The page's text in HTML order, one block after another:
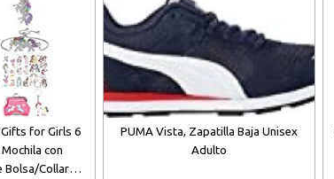
Gifts for Girls 6
con
Bolsa/Collar
PUMA Vista, Zapatilla Baja Unisex
Adulto